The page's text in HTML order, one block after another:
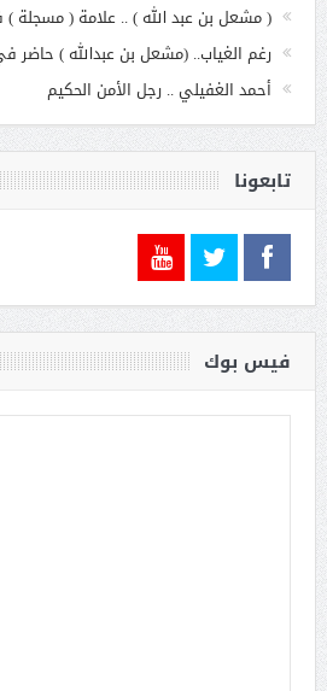
( مشعل بن عبد الله ) .. علامة ( مسجلة )
رغم الغياب.. (مشعل بن عبدالله ) حاضر
أحمد الغفيلي .. رجل الأمن الحكيم
تابعونا
فيس بوك